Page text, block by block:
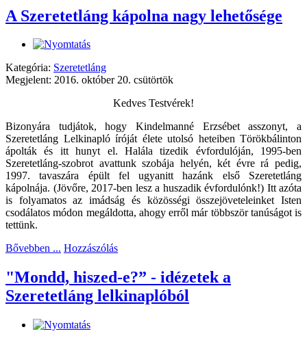
A Szeretetláng kápolna nagy lehetősége
Kategória: Szeretetláng
Megjelent: 2016. október 20. csütörtök
Kedves Testvérek!
Bizonyára tudjátok, hogy Kindelmanné Erzsébet asszonyt, a
Szeretetláng Lelkinapló íróját élete utolsó heteiben Törökbálinton
ápolták és itt hunyt el. Halála tizedik évfordulóján, 1995-ben
Szeretetláng-szobrot avattunk szobája helyén, két évre rá pedig,
1997. tavaszára épült fel ugyanitt hazánk első Szeretetláng
kápolnája. (Jövőre, 2017-ben lesz a huszadik évfordulónk!) Itt azóta
is folyamatos az imádság és közösségi összejöveteleinket Isten
csodálatos módon megáldotta, ahogy erről már többször tanúságot is
tettünk.
Bővebben ... Hozzászólás
"Mondd, hiszed-e?” - idézetek a
Szeretetláng lelkinaplóból